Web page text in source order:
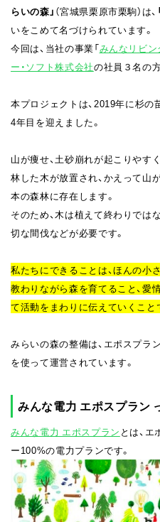
らいの森」 （宮城県栗原市栗駒）は、
いをこめて名づけられています。
今回は、当社の事業「みんなリビン
ー・ソフト株式会社の社員３名の
本プロジェクトは、2019年に杉の
4年目を迎えました。
山が痩せ、土砂崩れが起こりやす
林した木が放置され、かえって山
本の森林に存在します。
そのため、木は植えて終わりでは
切な間伐などが必要です。
私たちにできることは、ほんの小
教わりながら森を育てること、愛
て活動をまわりに伝えていくこと
みらいの森の整備は、エポスプラ
を使って運営されています。
みんな電力 エポスプラン
みんな電力 エポスプラン とは、
ー100%の電力プランです。